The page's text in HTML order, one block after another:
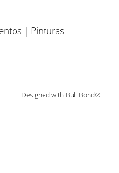
| Pinturas
Designed with Bull-Bond®